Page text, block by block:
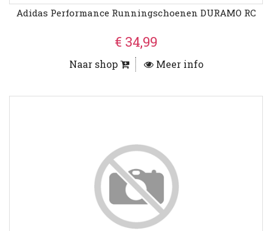
Adidas Performance Runningschoenen DURAMO RC
€ 34,99
Naar shop Meer info